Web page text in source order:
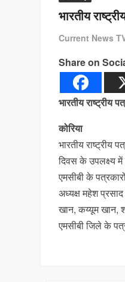
भारतीय
Current News
Share on
भारतीय राष्ट्रीय
कोरिया
भारतीय राष्ट्रीय
दिवस के उपलक्ष्य में
एमसीबी के
अध्यक्ष महेश
खान, कय्यूम खान,
एमसीबी जिले के